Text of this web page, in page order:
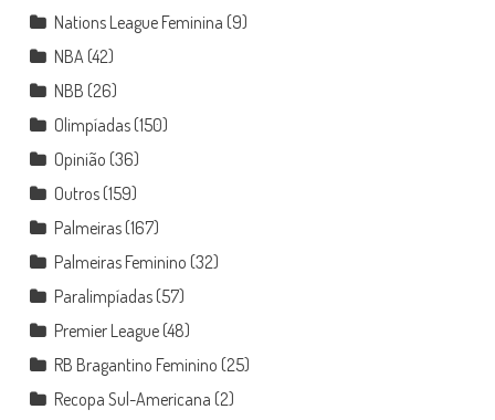
Nations League Feminina (9)
NBA (42)
NBB (26)
Olimpíadas(150)
Opinião (36)
Outros(159)
Palmeiras(167)
Palmeiras Feminino (32)
Paralimpíadas(57)
Premier League(48)
RB Bragantino Feminino (25)
Recopa Sul-Americana (2)